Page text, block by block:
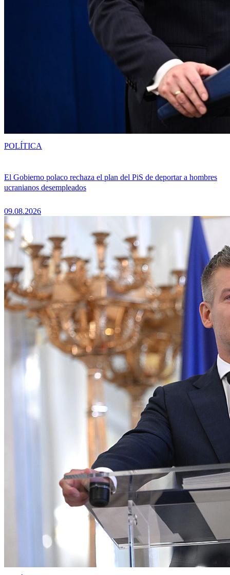
El Gobierno polaco rechaza el plan del PiS de deportar a hombres
ucranianos desempleados
09.08.2026
POLÍTICA